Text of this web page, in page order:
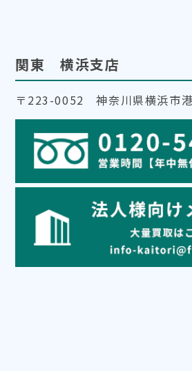
関東 横浜支店
〒223-0052 神奈川県横浜市